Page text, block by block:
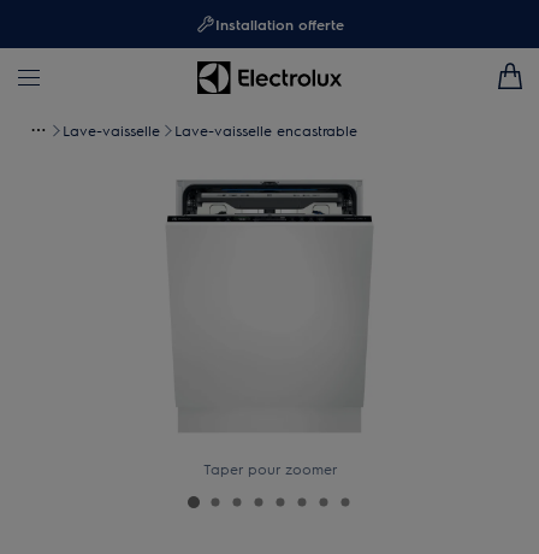
Installation offerte
Lave-vaisselle Lave-vaisselle encastrable
Taper pour zoomer